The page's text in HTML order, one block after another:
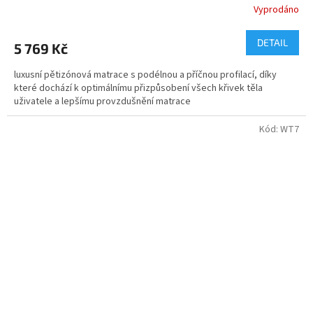
Vyprodáno
5 769 Kč DETAIL
luxusní pětizónová matrace s podélnou a příčnou profilací, díky
které dochází k optimálnímu přizpůsobení všech křivek těla
uživatele a lepšímu provzdušnění matrace
Kód: WT7